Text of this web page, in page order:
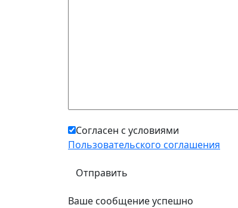
Согласен с условиями
Пользовательского соглашения
Ваше сообщение успешно